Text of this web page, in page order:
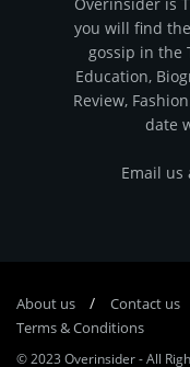
you will find
gossip in the
Education,
Review,
date
Email us
About us Соntасt us
Terms & Conditions
© 2023 Overinsider-All